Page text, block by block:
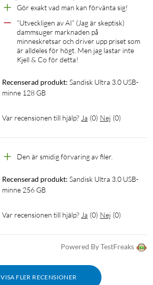
Gör exakt vad man kan förvänta sig!
”Utveckligen av AI” (Jag är skeptisk)
dammsuger marknaden på
minneskretsar och driver upp priset som
är alldeles för högt. Men jag lastar inte
Kjell & Co för detta!
Recenserad produkt: Sandisk Ultra 3.0 USB-
minne 128 GB
Var recensionen till hjälp? Ja (0) Nej (0)
Den är smidig förvaring av filer.
Recenserad produkt: Sandisk Ultra 3.0 USB-
minne 256 GB
Var recensionen till hjälp? Ja (0) Nej (0)
Powered By TestFreaks
VISA FLER RECENSIONER